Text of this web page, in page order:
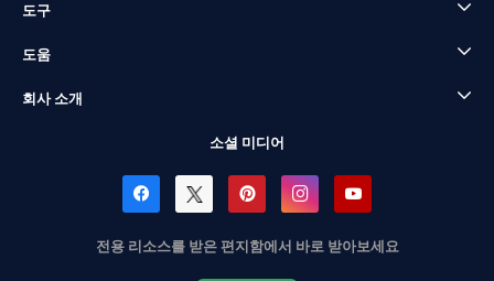
도구
도움
회사 소개
소셜 미디어
전용 리소스를 받은 편지함에서 바로 받아보세요